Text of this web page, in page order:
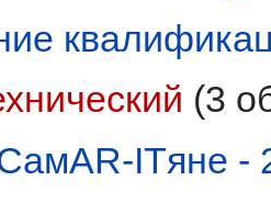
(3
ITяне -